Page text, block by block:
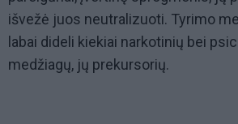
išvežė juos neutralizuoti. Tyrimo
labai dideli kiekiai narkotinių bei
medžiagų, jų prekursorių.